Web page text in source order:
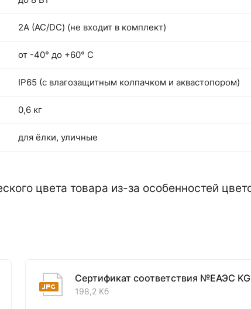
2А (АС/DC) (не входит в комплект)
от -40° до +60° С
IP65 (с влагозащитным колпачком и аквастопором)
0,6 кг
для ёлки, уличные
цвета товара из-за особенностей
Сертификат соответствия №ЕАЭС
198,2 Кб